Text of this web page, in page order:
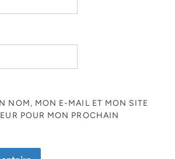
NOM, MON E-MAIL ET MON SITE
POUR MON PROCHAIN